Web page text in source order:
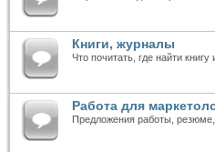
Книги, журналы
Что почитать, где найти книгу
Работа для
Предложения работы,